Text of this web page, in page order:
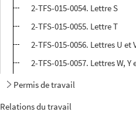
2-TFS-015-0054. Lettre S
2-TFS-015-0055. Lettre T
2-TFS-015-0056. Lettres U et
2-TFS-015-0057. Lettres W, Y
Permis de travail
Relations du travail